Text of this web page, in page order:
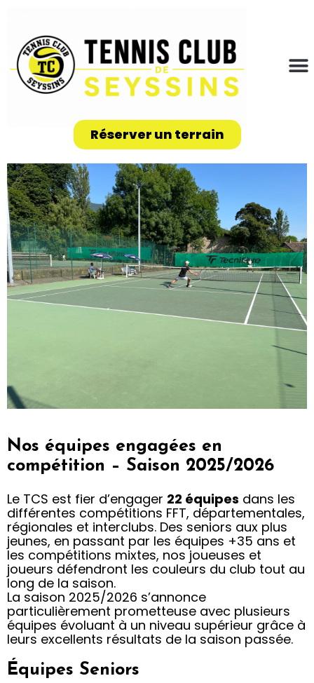
Réserver un terrain
Matchs par
équipe
du club
Nos équipes engagées en
compétition – Saison 2025/2026
Le TCS est fier d’engager 22 équipes dans les
différentes compétitions FFT, départementales,
régionales et interclubs. Des seniors aux plus
jeunes, en passant par les équipes +35 ans et
les compétitions mixtes, nos joueuses et
joueurs défendront les couleurs du club tout au
long de la saison.
La saison 2025/2026 s’annonce
particulièrement prometteuse avec plusieurs
équipes évoluant à un niveau supérieur grâce à
leurs excellents résultats de la saison passée.
Équipes Seniors